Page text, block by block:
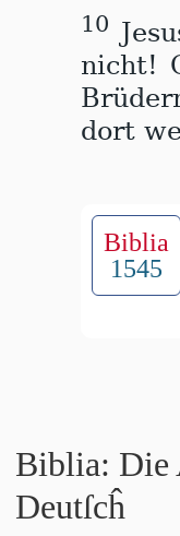
10
nicht!
dort
Biblia
1545
Biblia: Die
Deutſcĥ